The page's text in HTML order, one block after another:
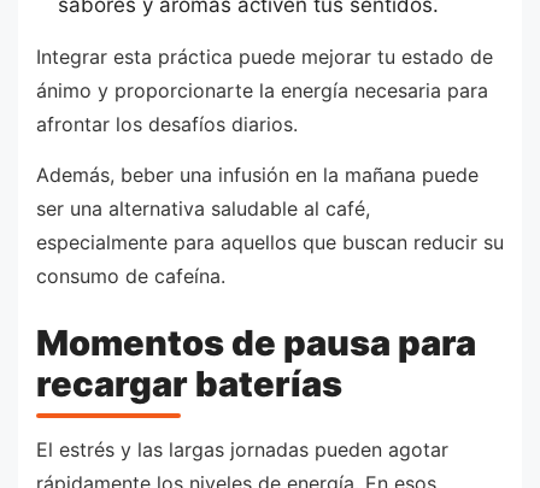
sabores y aromas activen tus sentidos.
Integrar esta práctica puede mejorar tu estado de
ánimo y proporcionarte la energía necesaria para
afrontar los desafíos diarios.
Además, beber una infusión en la mañana puede
ser una alternativa saludable al café,
especialmente para aquellos que buscan reducir su
consumo de cafeína.
Momentos de pausa para
recargar baterías
El estrés y las largas jornadas pueden agotar
rápidamente los niveles de energía. En esos